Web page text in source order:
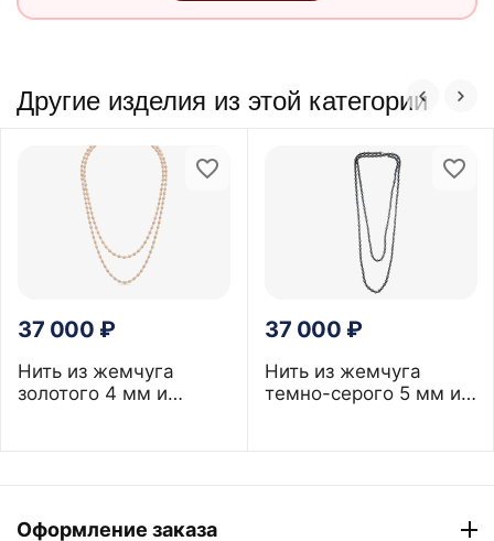
Другие изделия из этой категории
37 000 ₽
Нить из жемчуга
золотого 4 мм и
37 000 ₽
Нить из жемчуга
темно-серого 5 мм и
Оформление заказа